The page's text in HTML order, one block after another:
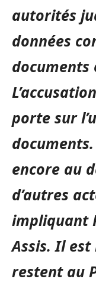
autorités
données
documents
porte sur
encore au
d’autres
impliquant
Assis. Il
restent au